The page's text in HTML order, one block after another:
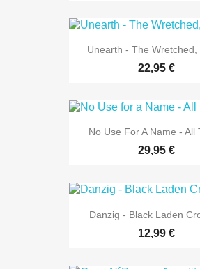
Unearth - The Wretched,
22,95 €
No Use For A Name - All
29,95 €
Danzig - Black Laden
12,99 €